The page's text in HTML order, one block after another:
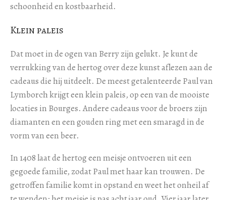
schoonheid en kostbaarheid.
Klein paleis
Dat moet in de ogen van Berry zijn gelukt. Je kunt de
verrukking van de hertog over deze kunst aflezen aan de
cadeaus die hij uitdeelt. De meest getalenteerde Paul van
Lymborch krijgt een klein paleis, op een van de mooiste
locaties in Bourges. Andere cadeaus voor de broers zijn
diamanten en een gouden ring met een smaragd in de
vorm van een beer.
In 1408 laat de hertog een meisje ontvoeren uit een
gegoede familie, zodat Paul met haar kan trouwen. De
getroffen familie komt in opstand en weet het onheil af